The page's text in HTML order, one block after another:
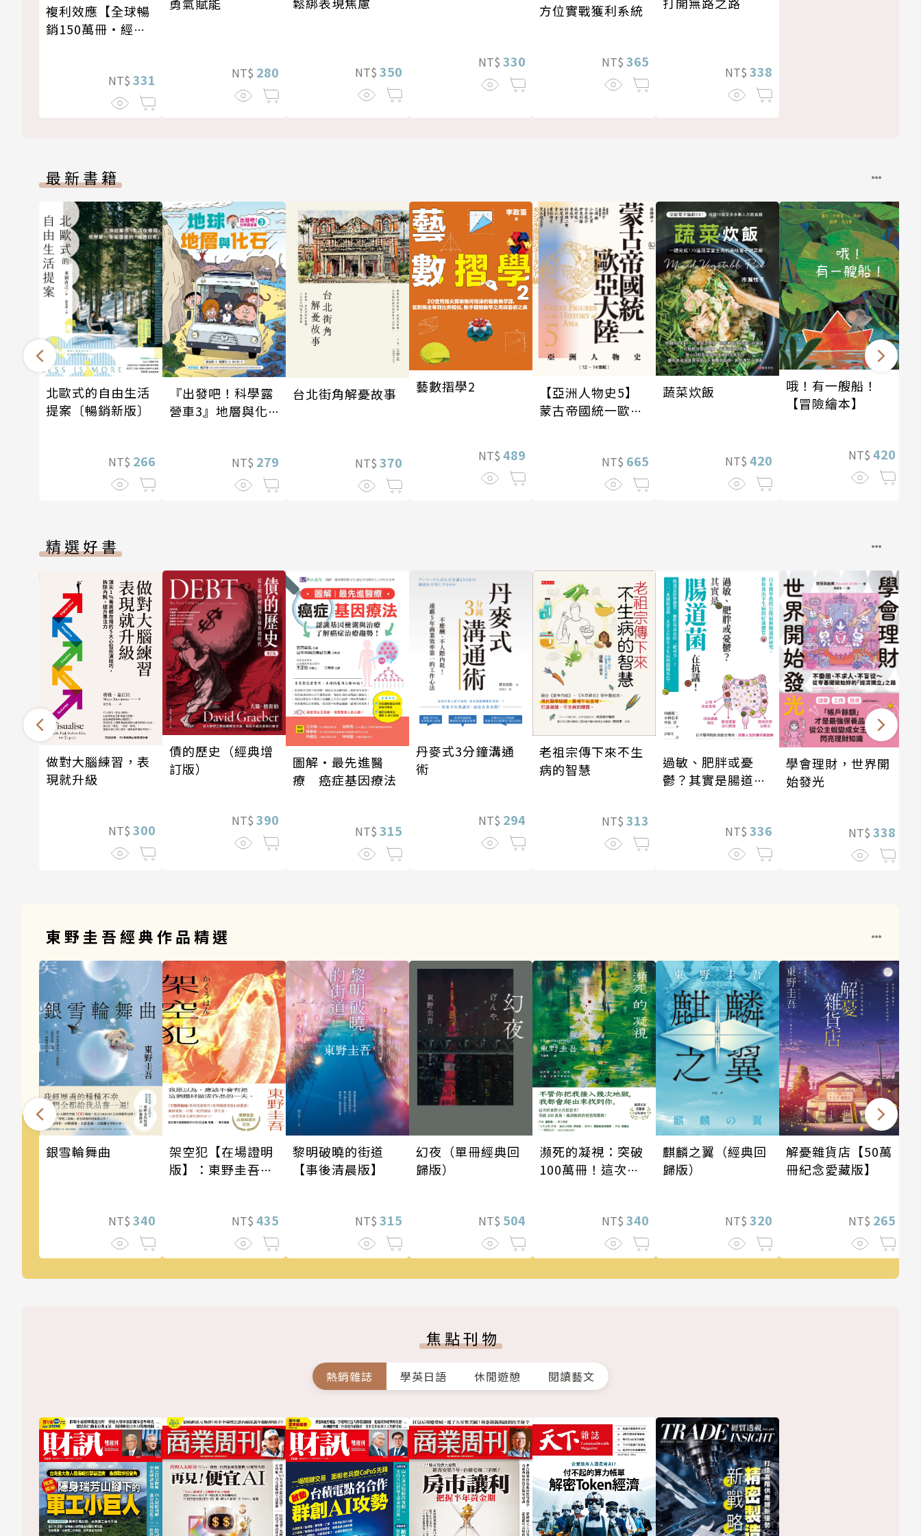
複利效應【全球暢
銷150萬冊・經典
NT$ 331 NT$ 280 NT$ 350
NT$ 330
方位實戰獲利系統
NT$ 365
NT$ 338
最新書籍
北歐式的自由生活
提案〔暢銷新版〕
NT$ 266
『出發吧！科學露
營車3』地層與化
NT$ 279
台北街角解憂故事
NT$ 370
藝數摺學2
NT$ 489
【亞洲人物史5】
蒙古帝國統一歐亞
NT$ 665
蔬菜炊飯
NT$ 420
哦！有一艘船！
【冒險繪本】
NT$ 420
精選好書
做對大腦練習，表
現就升級
NT$ 300
債的歷史（經典增
訂版）
NT$ 390
圖解‧最先進醫
療 癌症基因療法
NT$ 315
丹麥式3分鐘溝通
術
NT$ 294
老祖宗傳下來不生
病的智慧
NT$ 313
過敏、肥胖或憂
鬱？其實是腸道菌
NT$ 336
學會理財，世界開
始發光
NT$ 338
東野圭吾經典作品精選
銀雪輪舞曲
NT$ 340
架空犯【在場證明
版】：東野圭吾出
列重磅新作！
NT$ 435
黎明破曉的街道
【事後清晨版】
NT$ 315
幻夜（單冊經典回
歸版）
NT$ 504
瀕死的凝視：突破
100萬冊！這次的
NT$ 340
麒麟之翼（經典回
歸版）
NT$ 320
解憂雜貨店【50萬
冊紀念愛藏版】
NT$ 265
焦點刊物
熱銷雜誌 學英日語 休閒遊憩 閱讀藝文